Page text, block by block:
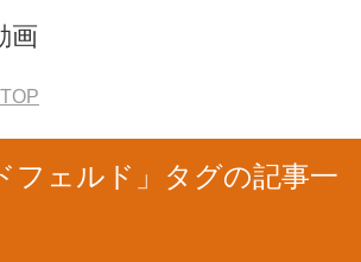
画
TOP
フェルド」タグの記事一